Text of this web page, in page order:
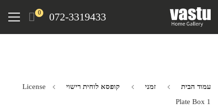
072-3319433
0
Menu
עמוד הבית זמני קופסא לוחית רישוי
License
Plate Box 1